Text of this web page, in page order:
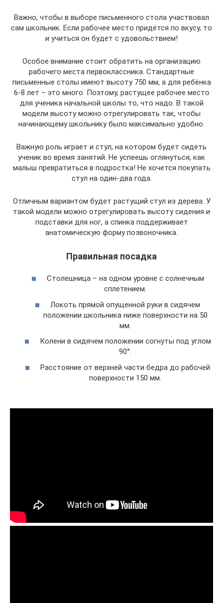
Важно, чтобы в выборе письменного стола участвовал
сам школьник. Если рабочее место придётся по вкусу, то
и учиться он будет с удовольствием!
Особое внимание стоит обратить на организацию
рабочего места первоклассника. Стандартные
письменные столы имеют высоту 750 мм, а для ребёнка
6-8 лет – это много. Поэтому, растущее рабочее место
для ученика начальной школы то, что надо. В такой
модели высоту можно отрегулировать так, чтобы
начинающему школьнику было максимально удобно.
Важную роль играет и стул, на котором будет сидеть
ученик во время занятий. Не успеешь оглянуться, как
малыш превратиться в подростка! Не хочется покупать
стул на один-два года.
Отличным вариантом будет растущий стул из дерева. У
такой модели можно отрегулировать высоту сидения и
подставки для ног, а спинка поддерживает
анатомическую форму позвоночника.
Правильная посадка
Столешница – на одном уровне с солнечным
сплетением.
Локоть прямой опущенной руки в сидячем
положении школьника ниже поверхности на 50
мм.
Колени в сидячем положении согнуты под углом
90°.
Расстояние от верхней части бедра до рабочей
поверхности 150 мм.